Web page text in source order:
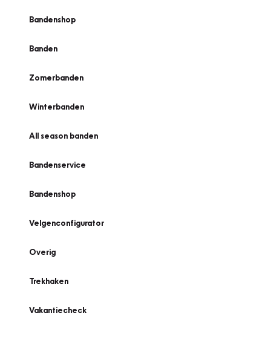
Bandenshop
Banden
Zomerbanden
Winterbanden
All season banden
Bandenservice
Bandenshop
Velgenconfigurator
Overig
Trekhaken
Vakantiecheck